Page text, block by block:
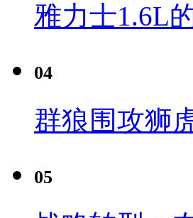
雅力士1.6L
04
群狼围攻狮
05